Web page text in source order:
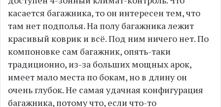
касается багажника, то он интересен тем, что
там нет подполья. На полу багажника лежит
красивый коврик и всё. Под ним ничего нет. По
компоновке сам багажник, опять-таки
традиционно, из-за больших мощных арок,
имеет мало места по бокам, но в длину он
очень глубок. Не самая удачная конфигурация
багажника, потому что, если что-то